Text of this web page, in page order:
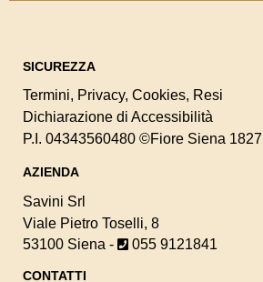
SICUREZZA
Termini, Privacy, Cookies, Resi
Dichiarazione di Accessibilità
P.I. 04343560480 ©Fiore Siena 1827
AZIENDA
Savini Srl
Viale Pietro Toselli, 8
53100 Siena -
055 9121841
CONTATTI